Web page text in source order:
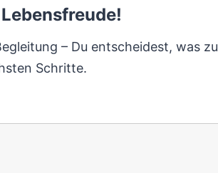
– Du entscheidest, was
Schritte.